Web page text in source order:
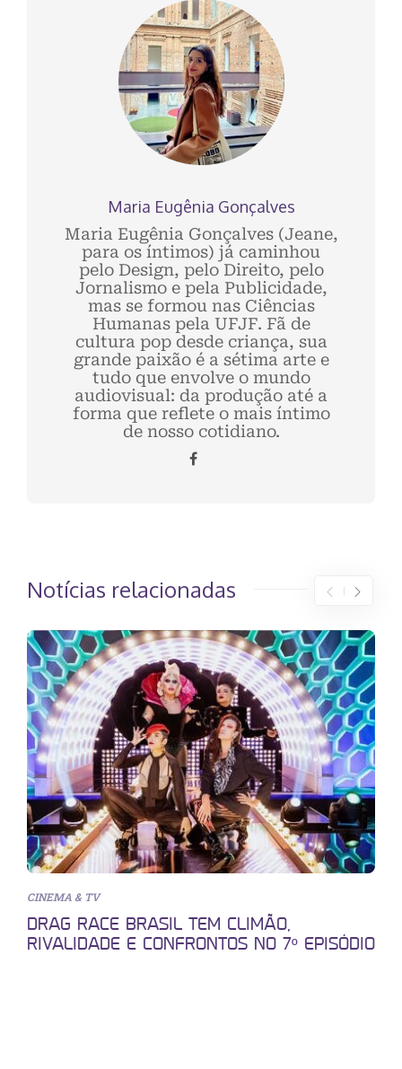
Maria Eugênia Gonçalves
Maria Eugênia Gonçalves (Jeane,
para os íntimos) já caminhou
pelo Design, pelo Direito, pelo
Jornalismo e pela Publicidade,
mas se formou nas Ciências
Humanas pela UFJF. Fã de
cultura pop desde criança, sua
grande paixão é a sétima arte e
tudo que envolve o mundo
audiovisual: da produção até a
forma que reflete o mais íntimo
de nosso cotidiano.
Notícias relacionadas
CINEMA & TV
DRAG RACE BRASIL TEM CLIMÃO,
RIVALIDADE E CONFRONTOS NO 7º EPISÓDIO